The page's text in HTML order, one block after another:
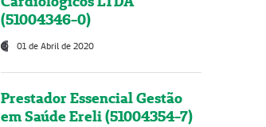
(51004346-0)
01 de Abril de 2020
Prestador Essencial Gestão
em Saúde Ereli (51004354-7)